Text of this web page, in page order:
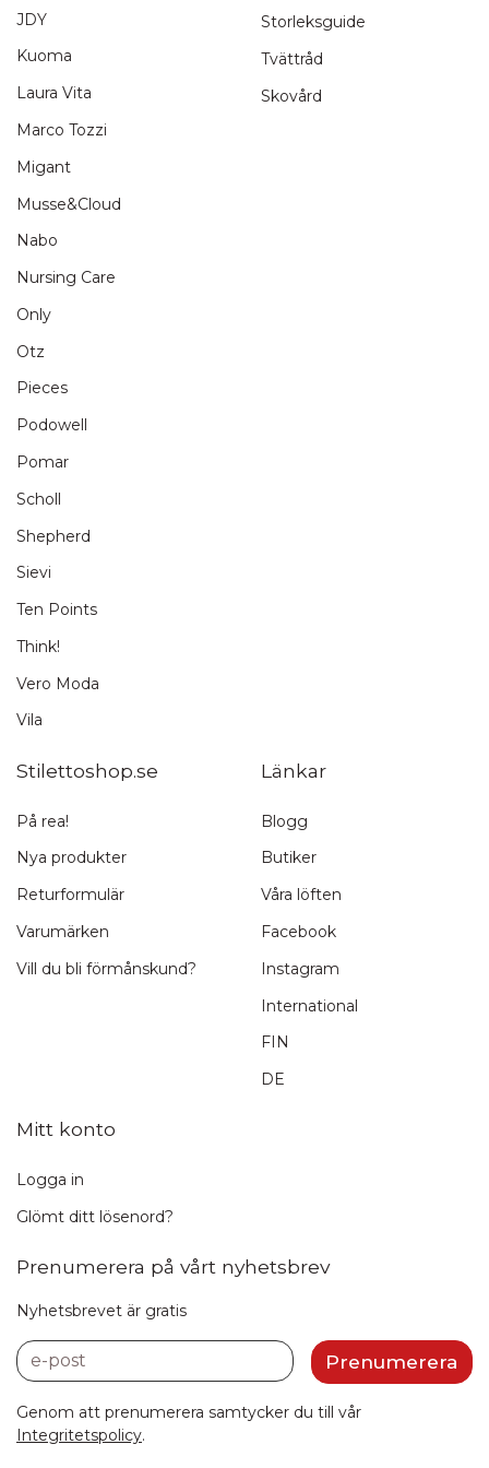
JDY
Kuoma
Laura Vita
Marco Tozzi
Migant
Musse&Cloud
Nabo
Nursing Care
Only
Otz
Pieces
Podowell
Pomar
Scholl
Shepherd
Sievi
Ten Points
Think!
Vero Moda
Vila
Storleksguide
Tvättråd
Skovård
Stilettoshop.se
På rea!
Nya produkter
Returformulär
Varumärken
Vill du bli förmånskund?
Länkar
Blogg
Butiker
Våra löften
Facebook
Instagram
International
FIN
DE
Mitt konto
Logga in
Glömt ditt lösenord?
Prenumerera på vårt nyhetsbrev
Nyhetsbrevet är gratis
e-post
Prenumerera
Genom att prenumerera samtycker du till vår
Integritetspolicy.